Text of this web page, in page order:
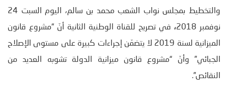
والتخطيط بمجلس نواب الشعب محمد بن سالم، اليوم السبت 24
نوفمبر 2018
، في تصريح للقناة الوطنية الثانية أنّ “مشروع قانون
الميزانية لسنة 2019 لا يتضمّن إجراءات كبيرة على مستوى الإصلاح
الجبائي” وأنّ “مشروع قانون ميزانية الدولة تشوبه العديد من
النقائص”.